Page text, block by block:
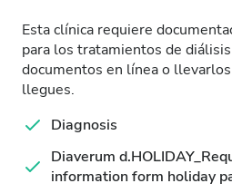
Esta clínica requiere
para los tratamientos de
documentos en línea o
llegues.
Diagnosis
Diaverum
information form holiday